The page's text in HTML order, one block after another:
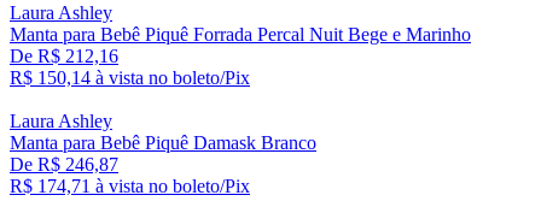
Laura Ashley
Manta para Bebê Piquê Forrada Percal Nuit Bege e Marinho
De R$ 212,16
R$ 150,14 à vista no boleto/Pix
Laura Ashley
Manta para Bebê Piquê Damask Branco
De R$ 246,87
R$ 174,71 à vista no boleto/Pix